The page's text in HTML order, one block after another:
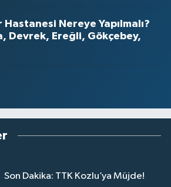
Nereye Yapılmalı?
Devrek, Ereğli, Gökçebey,
Son Dakika: TTK Kozlu’ya Müjde!